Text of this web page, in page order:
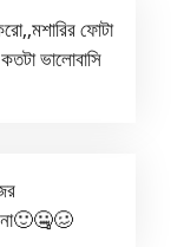
ফোটা
ভালোবাসি